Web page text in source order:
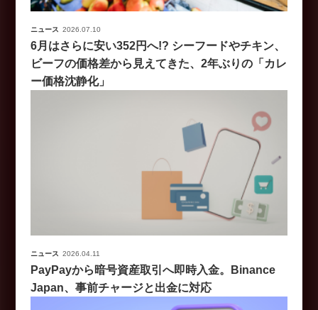
ニュース 2026.07.10
6月はさらに安い352円へ!? シーフードやチキン、
ビーフの価格差から見えてきた、2年ぶりの「カレ
ー価格沈静化」
ニュース 2026.04.11
PayPayから暗号資産取引へ即時入金。Binance
Japan、事前チャージと出金に対応